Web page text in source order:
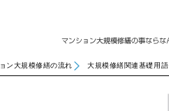
ン大規模修繕の流れ 大規模修繕関連基礎用語